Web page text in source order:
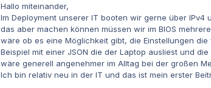
Hallo miteinander,
Im Deployment unserer IT booten wir gerne über
das aber machen können müssen wir im BIOS
wäre ob es eine Möglichkeit gibt, die Einstellungen
Beispiel mit einer JSON die der Laptop ausliest und
wäre generell angenehmer im Alltag bei der großen
Ich bin relativ neu in der IT und das ist mein erster